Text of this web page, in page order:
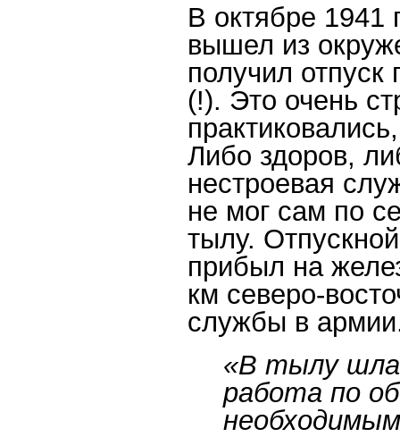
В октябре 1941
вышел из
получил
(!). Это очень
Либо здоров,
нестроевая
не мог сам по
тылу.
прибыл на
км северо-
службы в
«В тылу шла
работа по